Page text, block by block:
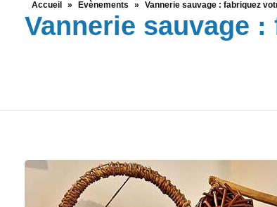
Accueil » Evènements » Vannerie sauvage : fabriquez
Vannerie sauvage